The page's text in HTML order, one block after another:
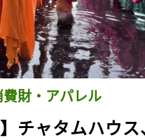
財・アパレル
】チャタムハウ